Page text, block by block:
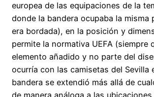
europea de las equipaciones de la
donde la bandera ocupaba la misma
era bordada), en la posición y
permite la normativa UEFA (siempre
elemento añadido y no parte del
ocurría con las camisetas del Sevilla
bandera se extendió más allá de